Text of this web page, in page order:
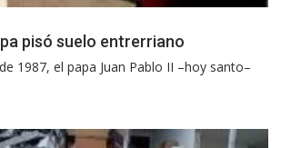
pisó suelo entrerriano
1987, el papa Juan Pablo II –hoy santo–